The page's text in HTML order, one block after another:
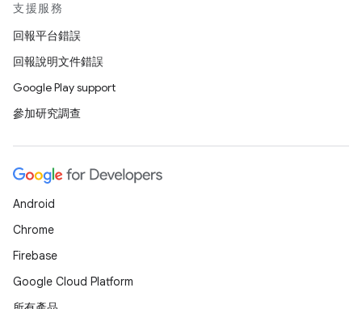
支援服務
回報平台錯誤
回報說明文件錯誤
Google Play support
參加研究調查
Android
Chrome
Firebase
Google Cloud Platform